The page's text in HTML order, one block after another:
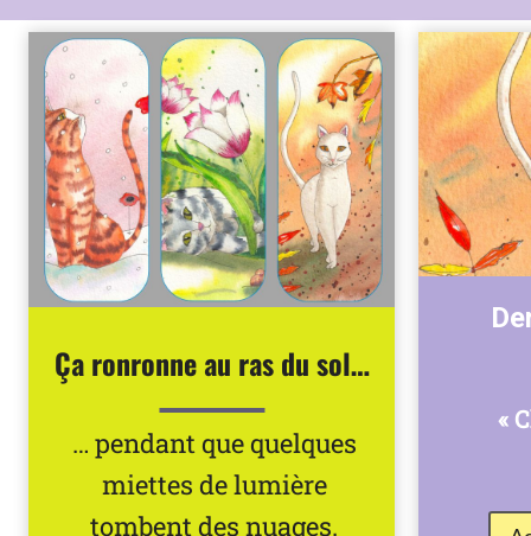
Ça ronronne au ras du sol…
… pendant que quelques
miettes de lumière
tombent des nuages.
«